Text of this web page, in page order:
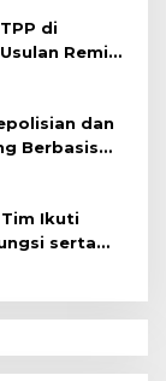
di
Remisi
dan
Berbasis
Ikuti
serta
Terbuka